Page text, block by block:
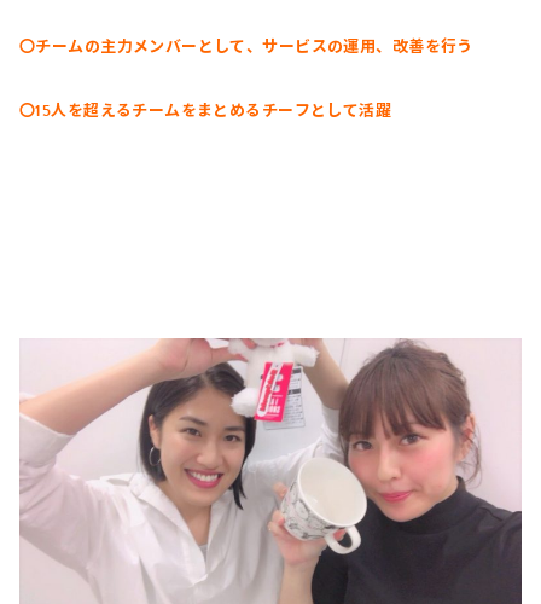
〇チームの主力メンバーとして、サービスの運用、改善を行う
〇15人を超えるチームをまとめるチーフとして活躍